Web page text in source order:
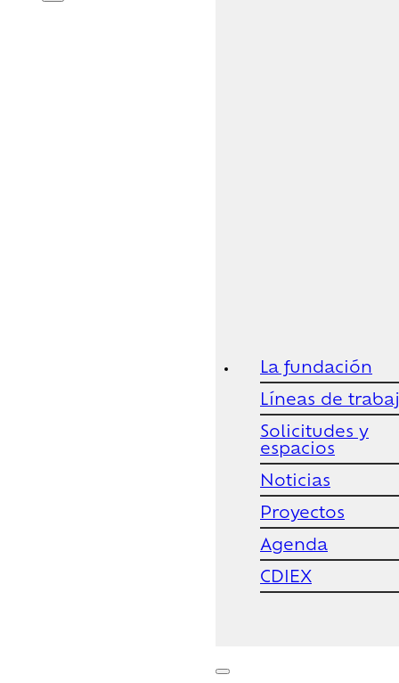
La fundación
Líneas de
Solicitudes y
espacios
Noticias
Proyectos
Agenda
CDIEX